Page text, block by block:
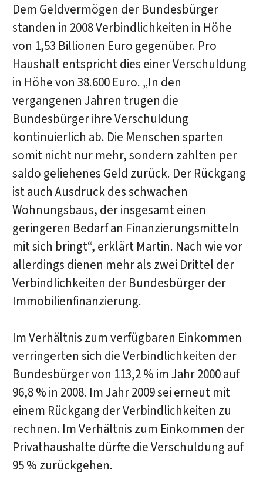
Dem Geldvermögen der Bundesbürger
standen in 2008 Verbindlichkeiten in Höhe
von 1,53 Billionen Euro gegenüber. Pro
Haushalt entspricht dies einer Verschuldung
in Höhe von 38.600 Euro. „In den
vergangenen Jahren trugen die
Bundesbürger ihre Verschuldung
kontinuierlich ab. Die Menschen sparten
somit nicht nur mehr, sondern zahlten per
saldo geliehenes Geld zurück. Der Rückgang
ist auch Ausdruck des schwachen
Wohnungsbaus, der insgesamt einen
geringeren Bedarf an Finanzierungsmitteln
mit sich bringt“, erklärt Martin. Nach wie vor
allerdings dienen mehr als zwei Drittel der
Verbindlichkeiten der Bundesbürger der
Immobilienfinanzierung.
Im Verhältnis zum verfügbaren Einkommen
verringerten sich die Verbindlichkeiten der
Bundesbürger von 113,2 % im Jahr 2000 auf
96,8 % in 2008. Im Jahr 2009 sei erneut mit
einem Rückgang der Verbindlichkeiten zu
rechnen. Im Verhältnis zum Einkommen der
Privathaushalte dürfte die Verschuldung auf
95 % zurückgehen.